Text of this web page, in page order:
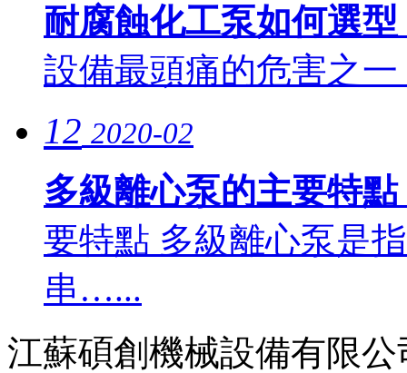
耐腐蝕化工泵如何選型
設備最頭痛的危害之
12 2020-02
多級離心泵的主要特點
要特點 多級離心泵是
串…...
江蘇碩創機械設備有限公